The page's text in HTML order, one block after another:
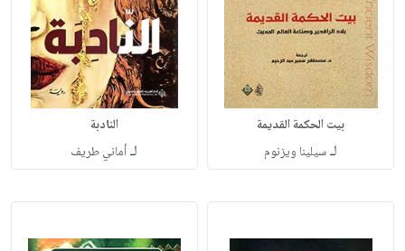
بيت الحكمة القديمة
لـسيلينا ويزنوم
النادبة
لـأماني طريف